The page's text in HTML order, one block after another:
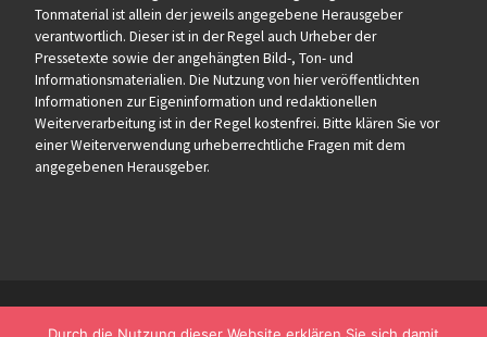
Tonmaterial ist allein der jeweils angegebene Herausgeber
verantwortlich. Dieser ist in der Regel auch Urheber der
Pressetexte sowie der angehängten Bild-, Ton- und
Informationsmaterialien. Die Nutzung von hier veröffentlichten
Informationen zur Eigeninformation und redaktionellen
Weiterverarbeitung ist in der Regel kostenfrei. Bitte klären Sie vor
einer Weiterverwendung urheberrechtliche Fragen mit dem
angegebenen Herausgeber.